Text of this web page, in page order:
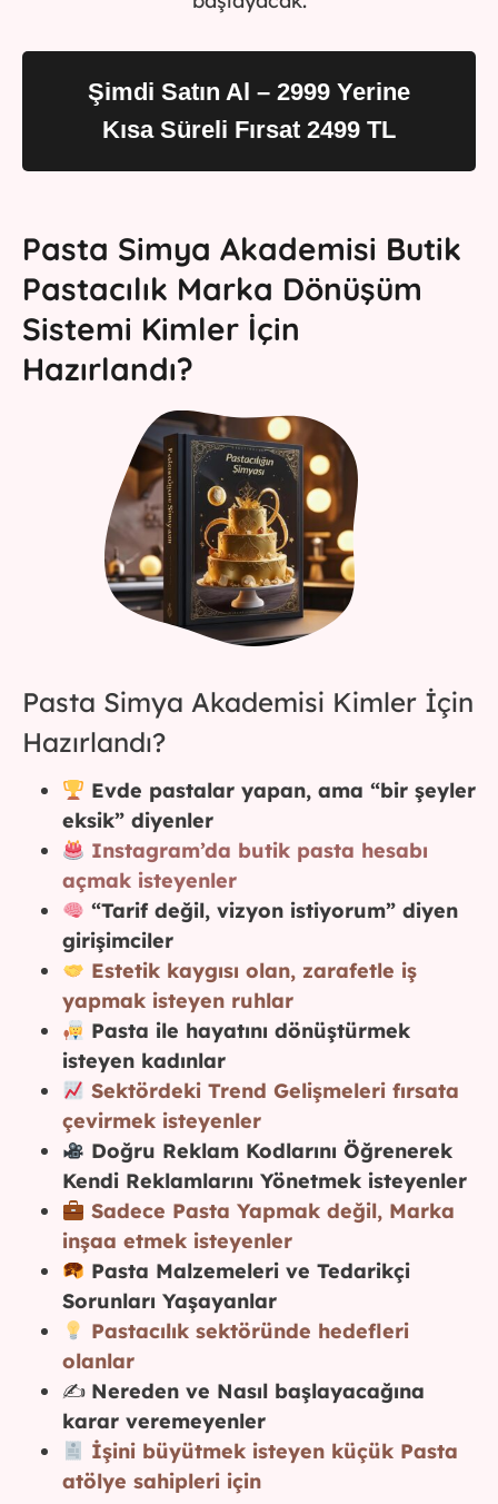
Şimdi Satın Al – 2999 Yerine
Kısa Süreli Fırsat 2499 TL
Pasta Simya Akademisi Butik
Pastacılık Marka Dönüşüm
Sistemi Kimler İçin
Hazırlandı?
Pasta Simya Akademisi Kimler İçin
Hazırlandı?
Evde pastalar yapan, ama “bir şeyler
eksik” diyenler
Instagram’da butik pasta hesabı
açmak isteyenler
“Tarif değil, vizyon istiyorum” diyen
girişimciler
Estetik kaygısı olan, zarafetle iş
yapmak isteyen ruhlar
Pasta ile hayatını dönüştürmek
isteyen kadınlar
Sektördeki Trend Gelişmeleri fırsata
çevirmek isteyenler
Doğru Reklam Kodlarını Öğrenerek
Kendi Reklamlarını Yönetmek isteyenler
Sadece Pasta Yapmak değil, Marka
inşaa etmek isteyenler
Pasta Malzemeleri ve Tedarikçi
Sorunları Yaşayanlar
Pastacılık sektöründe hedefleri
olanlar
✍️ Nereden ve Nasıl başlayacağına
karar veremeyenler
İşini büyütmek isteyen küçük Pasta
atölye sahipleri için